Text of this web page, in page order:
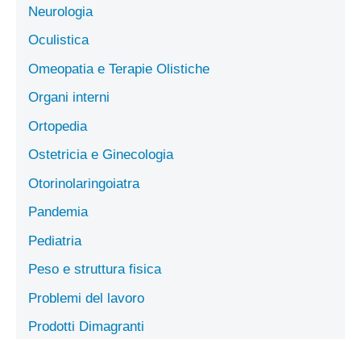
Neurologia
Oculistica
Omeopatia e Terapie Olistiche
Organi interni
Ortopedia
Ostetricia e Ginecologia
Otorinolaringoiatra
Pandemia
Pediatria
Peso e struttura fisica
Problemi del lavoro
Prodotti Dimagranti